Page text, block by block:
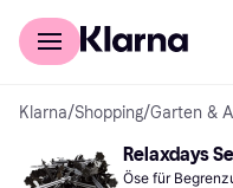
Für Shopper
Klarna/Shopping/Garten &
Relaxdays
Öse für